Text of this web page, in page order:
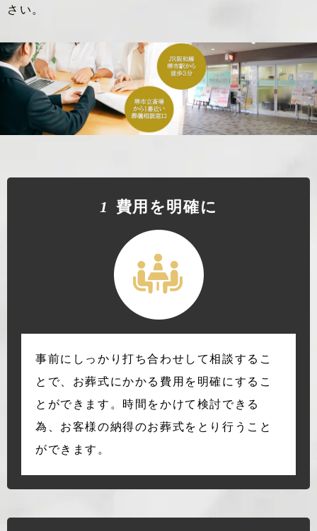
さい。
1 費⽤を明確に
事前にしっかり打ち合わせして相談するこ
とで、お葬式にかかる費用を明確にするこ
とができます。時間をかけて検討できる
為、お客様の納得のお葬式をとり行うこと
ができます。